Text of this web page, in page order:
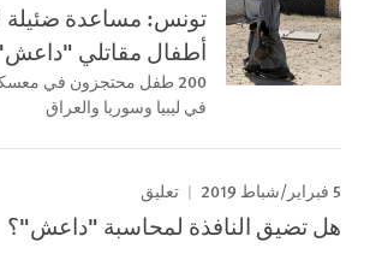
تونس: مساعدة ضئيلة
أطفال مقاتلي
200 طفل محتجزون في
في ليبيا وسوريا والعراق
5 فبراير/شباط 2019 تعليق
هل تضيق النافذة لمحاسبة "داعش"؟